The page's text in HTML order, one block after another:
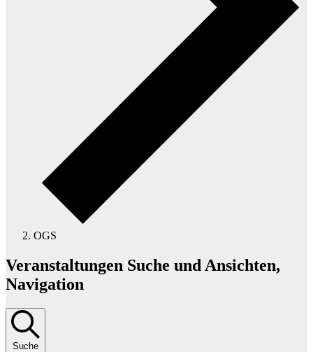
OGS
Veranstaltungen
Veranstaltungen Suche und Ansichten,
Navigation
Suche